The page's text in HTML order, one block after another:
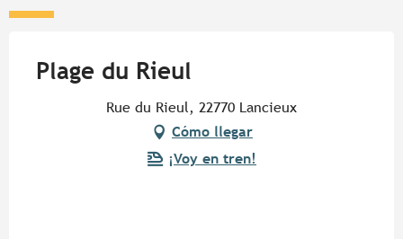
Plage du Rieul
Rue du Rieul, 22770 Lancieux
Cómo llegar
¡Voy en tren!